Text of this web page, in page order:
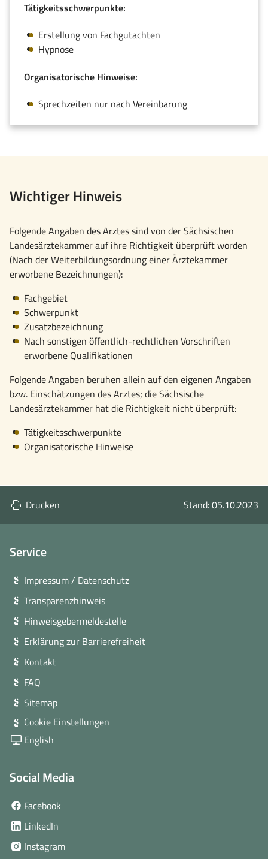
Tätigkeitsschwerpunkte:
Erstellung von Fachgutachten
Hypnose
Organisatorische Hinweise:
Sprechzeiten nur nach Vereinbarung
Wichtiger Hinweis
Folgende Angaben des Arztes sind von der Sächsischen
Landesärztekammer auf ihre Richtigkeit überprüft worden
(Nach der Weiterbildungsordnung einer Ärztekammer
erworbene Bezeichnungen):
Fachgebiet
Schwerpunkt
Zusatzbezeichnung
Nach sonstigen öffentlich-rechtlichen Vorschriften
erworbene Qualifikationen
Folgende Angaben beruhen allein auf den eigenen Angaben
bzw. Einschätzungen des Arztes; die Sächsische
Landesärztekammer hat die Richtigkeit nicht überprüft:
Tätigkeitsschwerpunkte
Organisatorische Hinweise
Drucken Stand: 05.10.2023
Service
Impressum / Datenschutz
Transparenzhinweis
Hinweisgebermeldestelle
Erklärung zur Barrierefreiheit
Kontakt
FAQ
Sitemap
Cookie Einstellungen
English
Social Media
Facebook
Fenster)
LinkedIn
neuem
Instagram(öffnet